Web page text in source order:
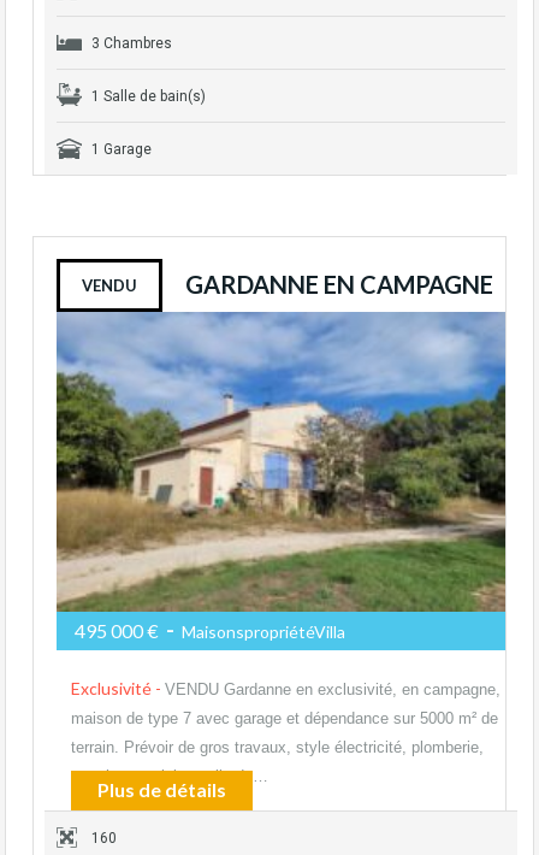
3 Chambres
1 Salle de bain(s)
1 Garage
VENDU GARDANNE EN CAMPAGNE
495 000 € - MaisonspropriétéVilla
Exclusivité - VENDU Gardanne en exclusivité, en campagne,
maison de type 7 avec garage et dépendance sur 5000 m² de
terrain. Prévoir de gros travaux, style électricité, plomberie,
carrelage, cuisine salle de…
Plus de détails
160